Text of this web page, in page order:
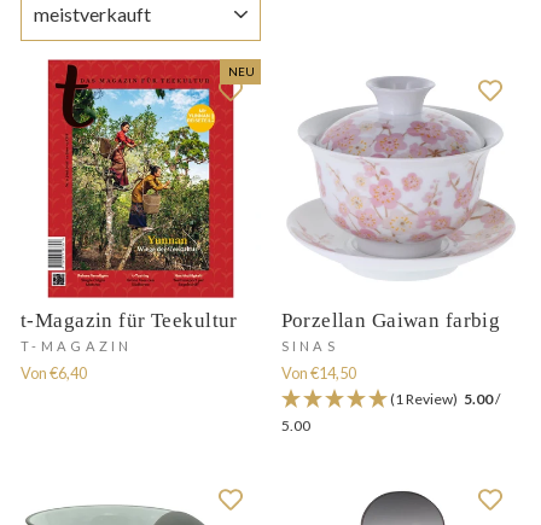
NEU
t-Magazin für Teekultur
T-MAGAZIN
Von €6,40
Porzellan Gaiwan farbig
SINAS
Von €14,50
(1 Review) 5.00/
5.00